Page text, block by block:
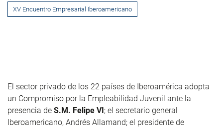
XV Encuentro Empresarial Iberoamericano
El sector privado de los 22 países de Iberoamérica adopta
un Compromiso por la Empleabilidad Juvenil ante la
presencia de S.M. Felipe VI ; el secretario general
Iberoamericano, Andrés Allamand; el presidente de